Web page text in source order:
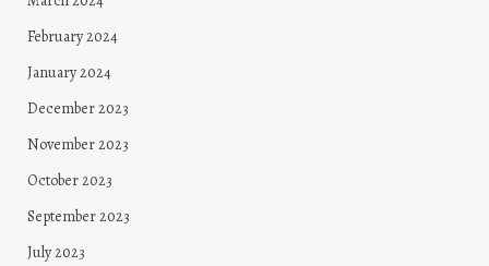
February 2024
January 2024
December 2023
November 2023
October 2023
September 2023
July 2023